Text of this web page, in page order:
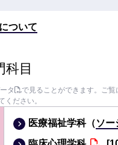
ついて
科目
タ
で見ることができます。ご
ください。
医療福祉学科（ソー